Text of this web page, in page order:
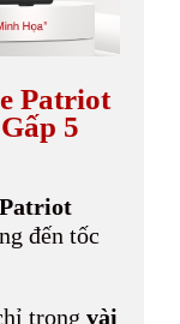
Patriot
5
Patriot
đến tốc
trong vài